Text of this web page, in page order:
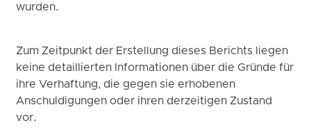
wurden.
Zum Zeitpunkt der Erstellung dieses Berichts liegen
keine detaillierten Informationen über die Gründe für
ihre Verhaftung, die gegen sie erhobenen
Anschuldigungen oder ihren derzeitigen Zustand
vor.